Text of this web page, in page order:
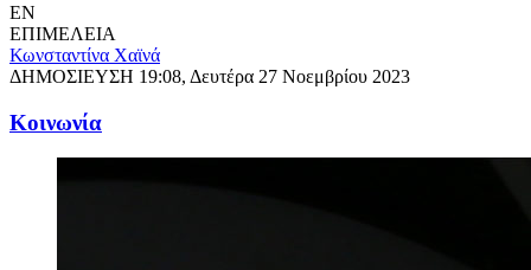
EN
ΕΠΙΜΕΛΕΙΑ
Κωνσταντίνα Χαϊνά
ΔΗΜΟΣΙΕΥΣΗ 19:08, Δευτέρα 27 Νοεμβρίου 2023
Κοινωνία